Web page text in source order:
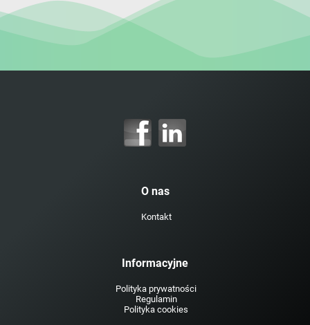
O nas
Kontakt
Informacyjne
Polityka prywatności
Regulamin
Polityka cookies